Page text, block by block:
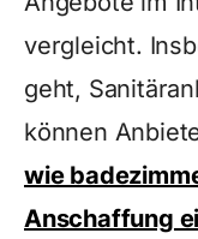
vergleicht.
geht,
können
wie
Anschaffung